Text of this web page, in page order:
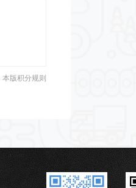
本版积分规则